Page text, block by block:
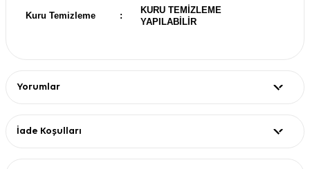
Kuru Temizleme :
KURU TEMİZLEME
YAPILABİLİR
Yorumlar
İade Koşulları